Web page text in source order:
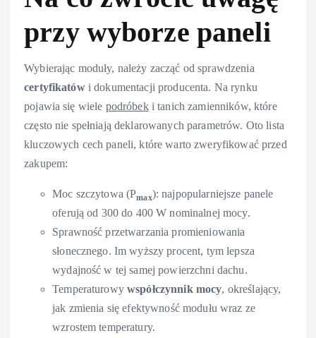
przy wyborze paneli
Wybierając moduły, należy zacząć od sprawdzenia
certyfikatówi dokumentacji producenta. Na rynku
pojawia się wiele podróbeki tanich zamienników, które
często nie spełniają deklarowanych parametrów. Oto lista
kluczowych cech paneli, które warto zweryfikować przed
zakupem:
Moc szczytowa (Pmax): najpopularniejsze panele
oferują od 300 do 400 W nominalnej mocy.
Sprawność przetwarzania promieniowania
słonecznego. Im wyższy procent, tym lepsza
wydajność w tej samej powierzchni dachu.
Temperaturowywspółczynnik mocy, określający,
jak zmienia się efektywność modułu wraz ze
wzrostem temperatury.